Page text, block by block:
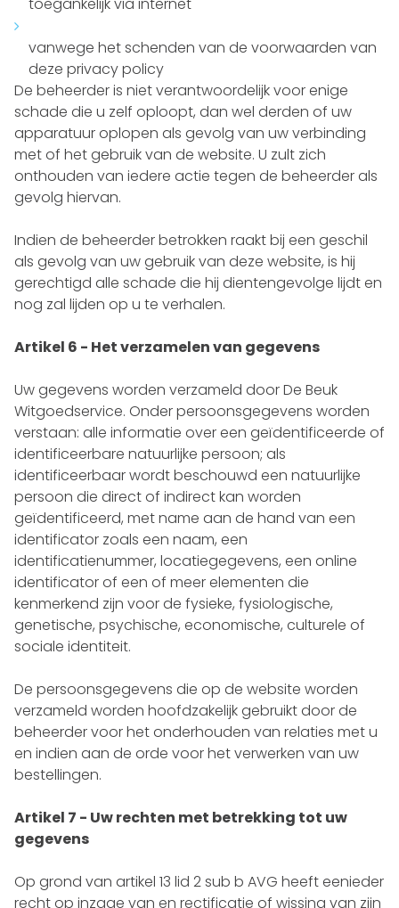
vanwege het schenden van de voorwaarden van
deze privacy policy
De beheerder is niet verantwoordelijk voor enige
schade die u zelf oploopt, dan wel derden of uw
apparatuur oplopen als gevolg van uw verbinding
met of het gebruik van de website. U zult zich
onthouden van iedere actie tegen de beheerder als
gevolg hiervan.
Indien de beheerder betrokken raakt bij een geschil
als gevolg van uw gebruik van deze website, is hij
gerechtigd alle schade die hij dientengevolge lijdt en
nog zal lijden op u te verhalen.
Artikel 6 - Het verzamelen van gegevens
Uw gegevens worden verzameld door De Beuk
Witgoedservice. Onder persoonsgegevens worden
verstaan: alle informatie over een geïdentificeerde of
identificeerbare natuurlijke persoon; als
identificeerbaar wordt beschouwd een natuurlijke
persoon die direct of indirect kan worden
geïdentificeerd, met name aan de hand van een
identificator zoals een naam, een
identificatienummer, locatiegegevens, een online
identificator of een of meer elementen die
kenmerkend zijn voor de fysieke, fysiologische,
genetische, psychische, economische, culturele of
sociale identiteit.
De persoonsgegevens die op de website worden
verzameld worden hoofdzakelijk gebruikt door de
beheerder voor het onderhouden van relaties met u
en indien aan de orde voor het verwerken van uw
bestellingen.
Artikel 7 - Uw rechten met betrekking tot uw
gegevens
Op grond van artikel 13 lid 2 sub b AVG heeft eenieder
recht op inzage van en rectificatie of wissing van zijn